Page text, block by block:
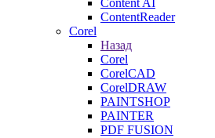
Content AI
ContentReader
Corel
Назад
Corel
CorelCAD
CorelDRAW
PAINTSHOP
PAINTER
PDF FUSION